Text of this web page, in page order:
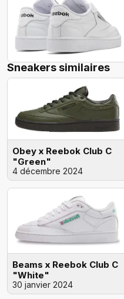
Sneakers similaires
Obey x Reebok Club C
"Green"
4 décembre 2024
Beams x Reebok Club C
"White"
30 janvier 2024